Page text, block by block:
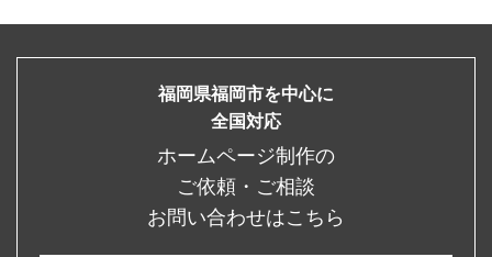
福岡県福岡市を中心に
全国対応
ホームページ制作の
ご依頼・ご相談
お問い合わせはこちら